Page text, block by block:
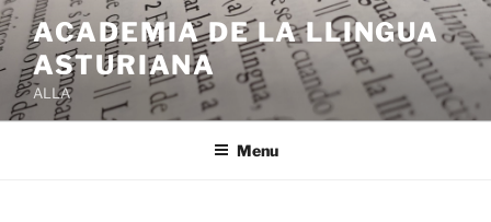
Skip
to
content
ACADEMIA DE LA LLINGUA
ASTURIANA
ALLA
Menu